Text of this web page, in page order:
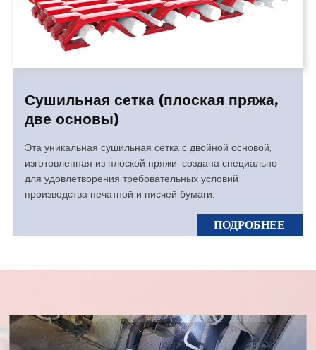
Сушильная сетка (плоская пряжа,
две основы)
Эта уникальная сушильная сетка с двойной основой,
изготовленная из плоской пряжи, создана специально
для удовлетворения требовательных условий
производства печатной и писчей бумаги.
ПОДРОБНЕЕ